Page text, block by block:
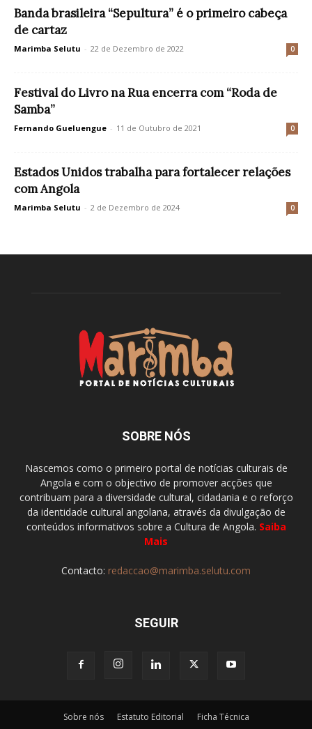
Banda brasileira “Sepultura” é o primeiro cabeça
de cartaz
Marimba Selutu - 22 de Dezembro de 2022 0
Festival do Livro na Rua encerra com “Roda de
Samba”
Fernando Gueluengue - 11 de Outubro de 2021 0
Estados Unidos trabalha para fortalecer relações
com Angola
Marimba Selutu - 2 de Dezembro de 2024 0
SOBRE NÓS
Nascemos como o primeiro portal de notícias culturais de
Angola e com o objectivo de promover acções que
contribuam para a diversidade cultural, cidadania e o reforço
da identidade cultural angolana, através da divulgação de
conteúdos informativos sobre a Cultura de Angola. Saiba
Mais
Contacto: redaccao@marimba.selutu.com
SEGUIR
Sobre nós Estatuto Editorial Ficha Técnica